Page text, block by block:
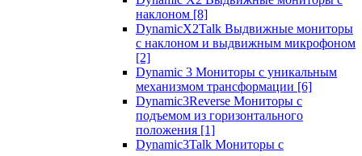
наклоном [8]
DynamicX2Talk Выдвижные мониторы
с наклоном и выдвижным микрофоном
[2]
Dynamic 3 Мониторы с уникальным
механизмом трансформации [6]
Dynamic3Reverse Мониторы с
подъемом из горизонтального
положения [1]
Dynamic3Talk Мониторы с